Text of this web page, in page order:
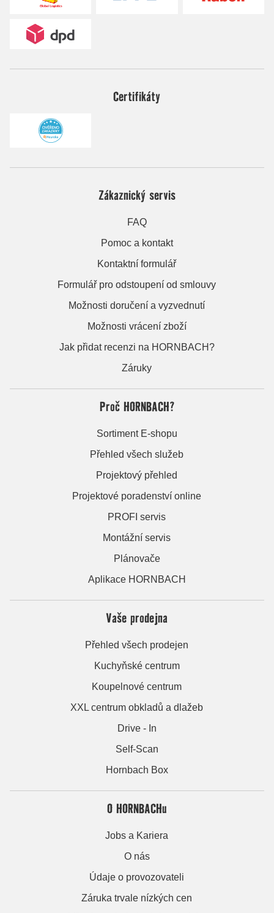
Certifikáty
Zákaznický servis
FAQ
Pomoc a kontakt
Kontaktní formulář
Formulář pro odstoupení od smlouvy
Možnosti doručení a vyzvednutí
Možnosti vrácení zboží
Jak přidat recenzi na HORNBACH?
Záruky
Proč HORNBACH?
Sortiment E-shopu
Přehled všech služeb
Projektový přehled
Projektové poradenství online
PROFI servis
Montážní servis
Plánovače
Aplikace HORNBACH
Vaše prodejna
Přehled všech prodejen
Kuchyňské centrum
Koupelnové centrum
XXL centrum obkladů a dlažeb
Drive - In
Self-Scan
Hornbach Box
O HORNBACHu
Jobs a Kariera
O nás
Údaje o provozovateli
Záruka trvale nízkých cen